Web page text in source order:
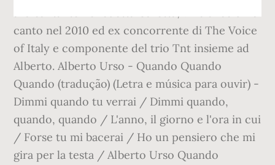
canto nel 2010 ed ex concorrente di The Voice
of Italy e componente del trio Tnt insieme ad
Alberto. Alberto Urso - Quando Quando
Quando (tradução) (Letra e música para ouvir) -
Dimmi quando tu verrai / Dimmi quando,
quando, quando / L'anno, il giorno e l'ora in cui
/ Forse tu mi bacerai / Ho un pensiero che mi
gira per la testa / Alberto Urso Quando